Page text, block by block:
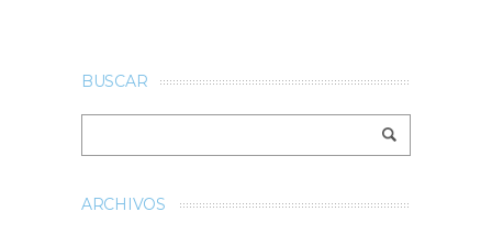
BUSCAR
ARCHIVOS